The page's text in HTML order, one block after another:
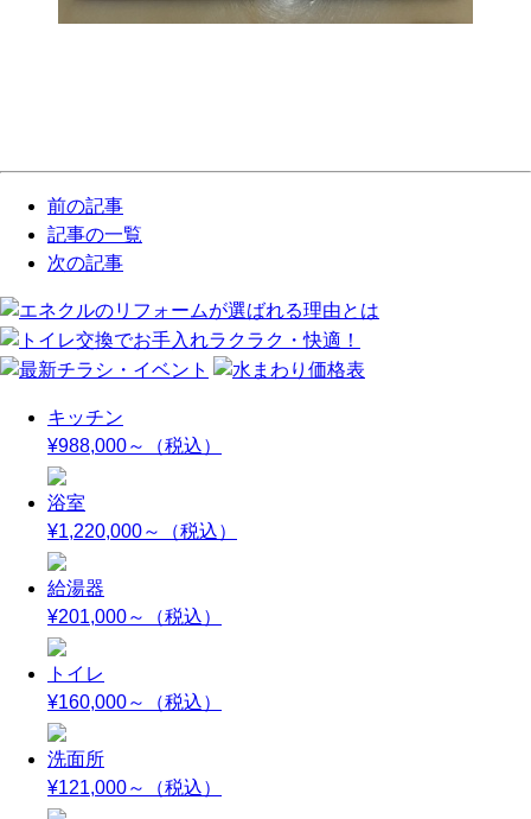
前の記事
記事の一覧
次の記事
キッチン
¥988,000～
（税込）
浴室
¥1,220,000～
（税込）
給湯器
¥201,000～
（税込）
トイレ
¥160,000～
（税込）
洗面所
¥121,000～
（税込）